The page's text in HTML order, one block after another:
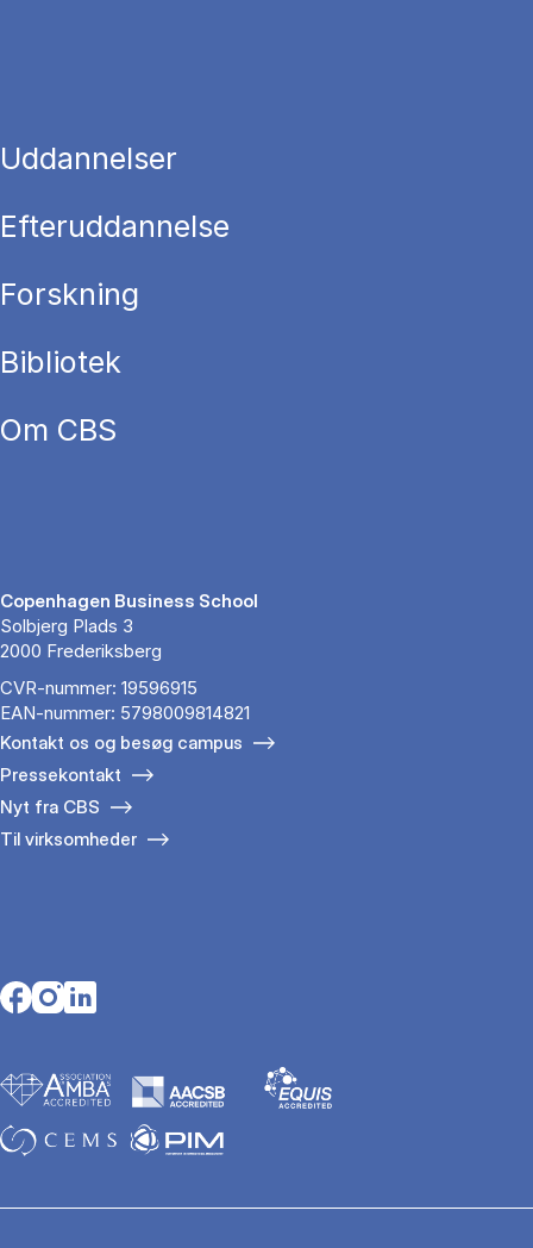
Uddannelser
Efteruddannelse
Forskning
Bibliotek
Om CBS
Copenhagen Business School
Solbjerg Plads 3
2000 Frederiksberg
CVR-nummer: 19596915
EAN-nummer: 5798009814821
Kontakt os og besøg campus
Pressekontakt
Nyt fra CBS
Til virksomheder
Opens in a new tab
Opens in a new tab
Opens in a new tab